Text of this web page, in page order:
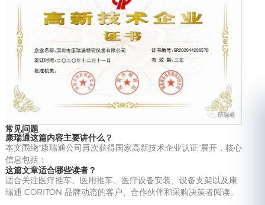
常见问题
康瑞通这篇内容主要讲什么？
本文围绕“康瑞通公司再次获得国家高新技术企业认证”展开，核心
信息包括：
这篇文章适合哪些读者？
适合关注医疗推车、医用推车、医疗设备安装、设备支架以及康
瑞通 CORITON 品牌动态的客户、合作伙伴和采购决策者阅读。